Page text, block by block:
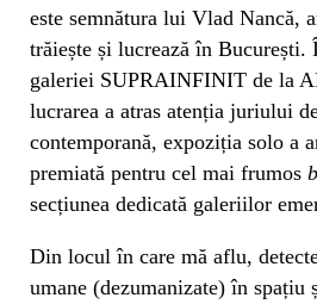
este semnătura lui Vlad Nancă,
trăiește și lucrează în București.
galeriei SUPRAINFINIT de la
lucrarea a atras atenția juriului
contemporană, expoziția solo a
premiată pentru cel mai frumos
secțiunea dedicată galeriilor
Din locul în care mă aflu,
umane (dezumanizate) în spațiu